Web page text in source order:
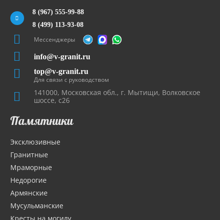
8 (967) 555-99-88
8 (499) 113-93-08
Мессенджеры
info@v-granit.ru
top@v-granit.ru
Для связи с руководством
141000, Московская обл., г. Мытищи, Волковское
шоссе, с26
Памятники
Эксклюзивные
Гранитные
Мраморные
Недорогие
Армянские
Мусульманские